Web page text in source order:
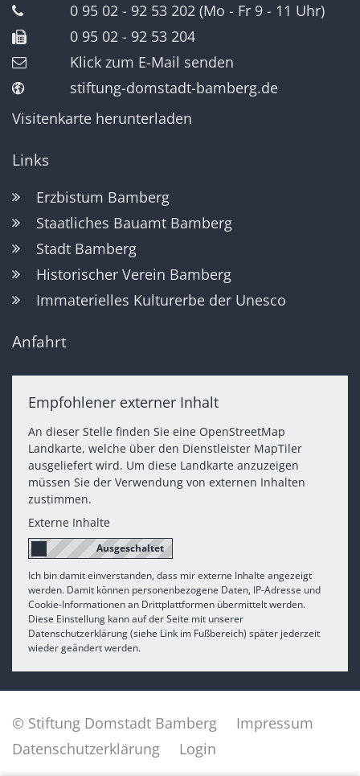
0 95 02 - 92 53 202 (Mo - Fr 9 - 11 Uhr)
0 95 02 - 92 53 204
Klick zum E-Mail senden
stiftung-domstadt-bamberg.de
Visitenkarte herunterladen
Links
Erzbistum Bamberg
Staatliches Bauamt Bamberg
Stadt Bamberg
Historischer Verein Bamberg
Immaterielles Kulturerbe der Unesco
Anfahrt
Empfohlener externer Inhalt
An dieser Stelle finden Sie eine OpenStreetMap
Landkarte, welche über den Dienstleister MapTiler
ausgeliefert wird. Um diese Landkarte anzuzeigen
müssen Sie der Verwendung von externen Inhalten
zustimmen.
Externe Inhalte
Ich bin damit einverstanden, dass mir externe Inhalte angezeigt
werden. Damit können personenbezogene Daten, IP-Adresse und
Cookie-Informationen an Drittplattformen übermittelt werden.
Diese Einstellung kann auf der Seite mit unserer
Datenschutzerklärung (siehe Link im Fußbereich) später jederzeit
wieder geändert werden.
© Stiftung Domstadt Bamberg
Impressum
Datenschutzerklärung
Login